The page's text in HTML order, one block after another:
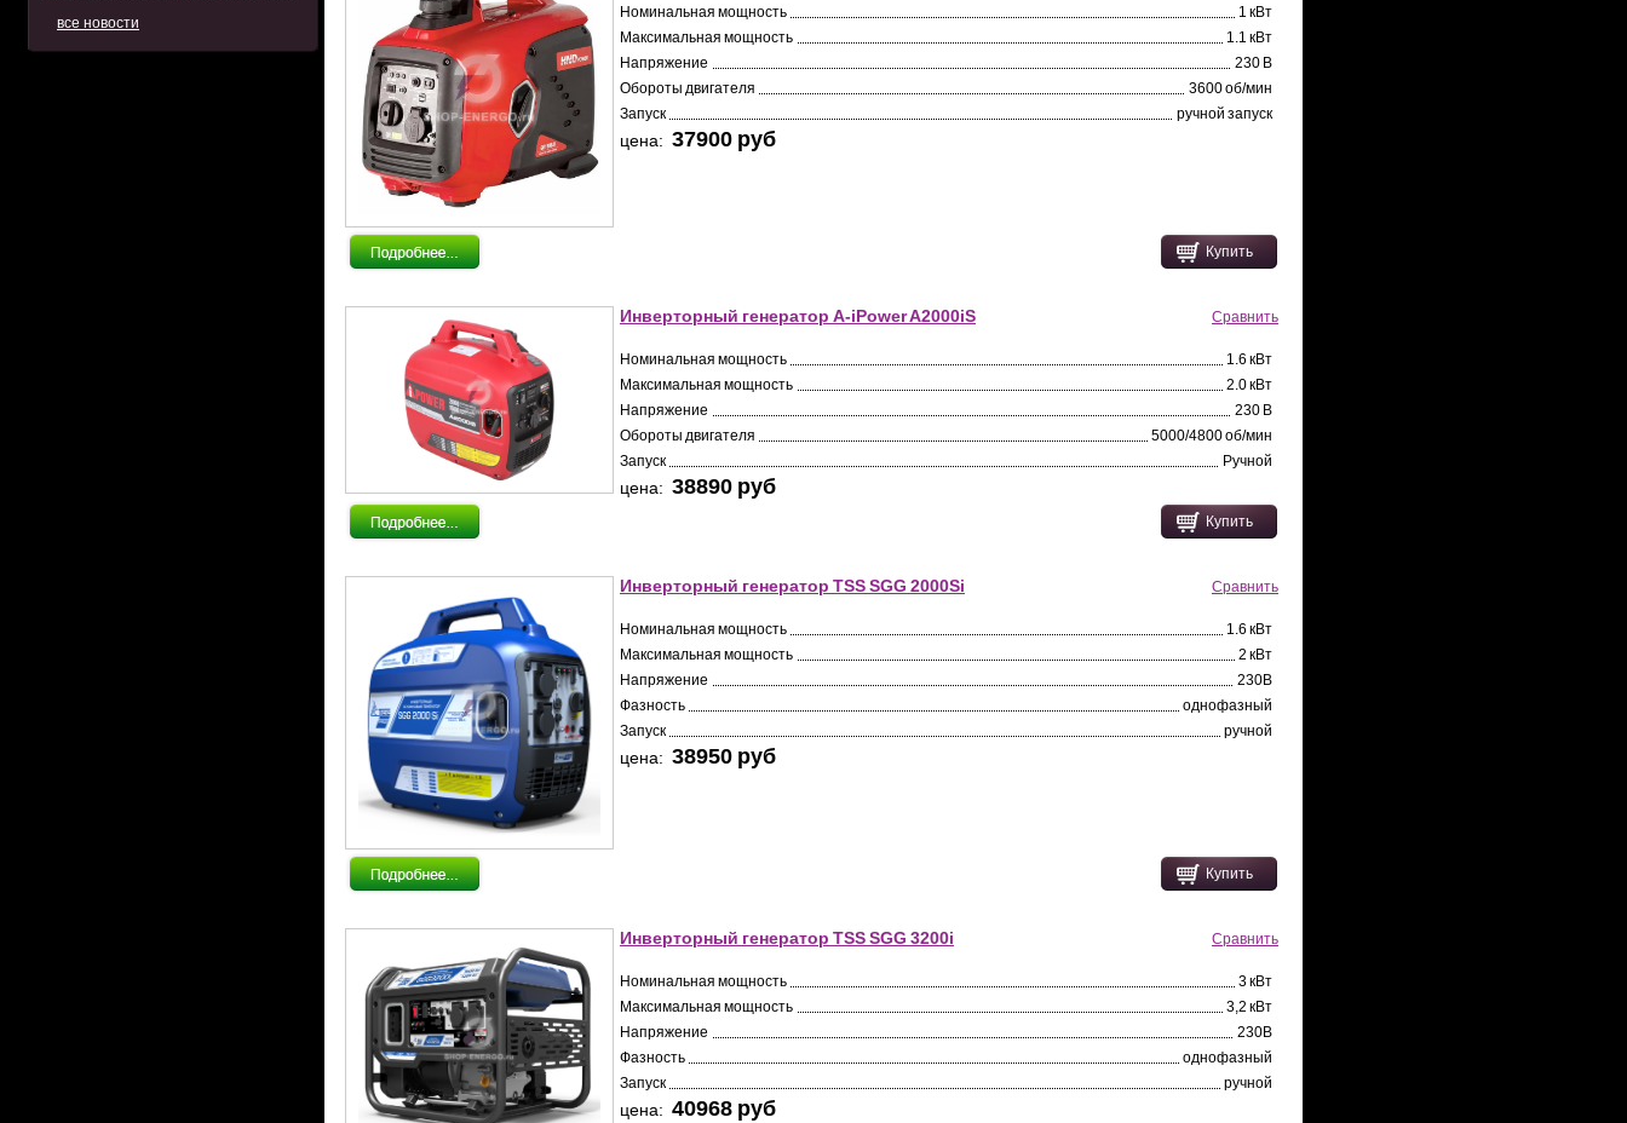
все новости
Номинальная мощность
1 кВт
Максимальная мощность
1.1 кВт
Напряжение
230 В
Обороты двигателя
3600 об/мин
Запуск
ручной запуск
цена: 37900 pуб
Купить
Инверторный генератор A-iPower A2000iS Сравнить
Номинальная мощность
1.6 кВт
Максимальная мощность
2.0 кВт
Напряжение
230 В
Обороты двигателя
5000/4800 об/мин
Запуск
Ручной
цена: 38890 pуб
Купить
Инверторный генератор TSS SGG 2000Si Сравнить
Номинальная мощность
1.6 кВт
Максимальная мощность
2 кВт
Напряжение
230В
Фазность
однофазный
Запуск
ручной
цена: 38950 pуб
Купить
Инверторный генератор TSS SGG 3200i Сравнить
Номинальная мощность
3 кВт
Максимальная мощность
3,2 кВт
Напряжение
230В
Фазность
однофазный
Запуск
ручной
цена: 40968 pуб